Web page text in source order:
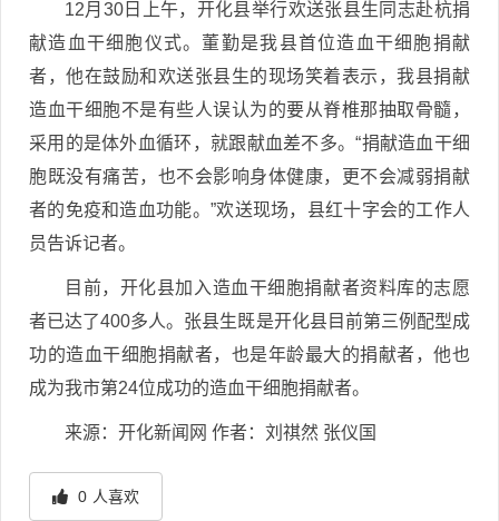
12月30日上午，开化县举行欢送张县生同志赴杭捐
献造血干细胞仪式。董勤是我县首位造血干细胞捐献
者，他在鼓励和欢送张县生的现场笑着表示，我县捐献
造血干细胞不是有些人误认为的要从脊椎那抽取骨髓，
采用的是体外血循环，就跟献血差不多。“捐献造血干细
胞既没有痛苦，也不会影响身体健康，更不会减弱捐献
者的免疫和造血功能。”欢送现场，县红十字会的工作人
员告诉记者。
目前，开化县加入造血干细胞捐献者资料库的志愿
者已达了400多人。张县生既是开化县目前第三例配型成
功的造血干细胞捐献者，也是年龄最大的捐献者，他也
成为我市第24位成功的造血干细胞捐献者。
来源：开化新闻网 作者：刘祺然 张仪国
0 人喜欢